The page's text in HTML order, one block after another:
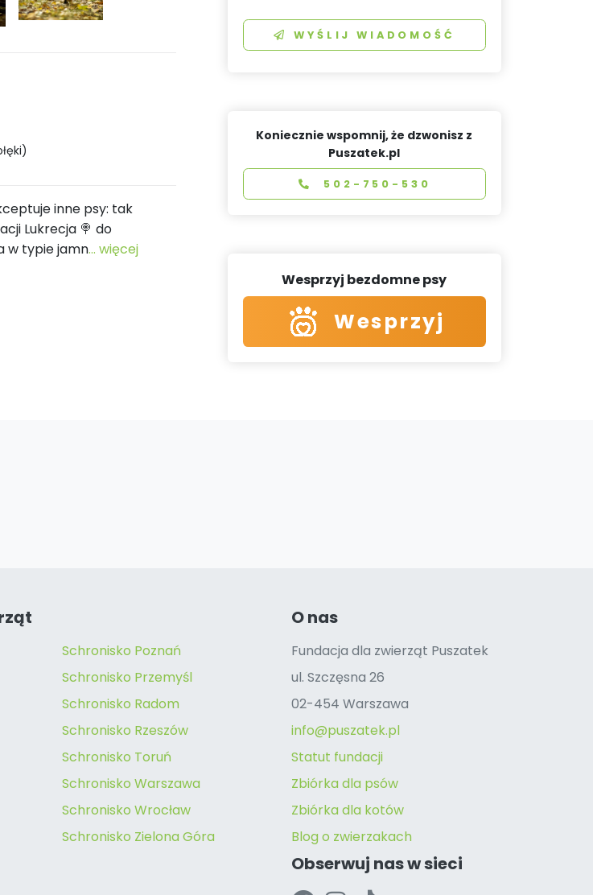
inne psy: tak
Lukrecja 🍭 do
w typie jamn... więcej
WYŚLIJ WIADOMOŚĆ
Koniecznie wspomnij, że dzwonisz z
Puszatek.pl
502-750-530
Wesprzyj bezdomne psy
Wesprzyj
Schronisko Poznań
Schronisko Przemyśl
Schronisko Radom
Schronisko Rzeszów
Schronisko Toruń
Schronisko Warszawa
Schronisko Wrocław
Schronisko Zielona Góra
O nas
Fundacja dla zwierząt Puszatek
ul. Szczęsna 26
02-454 Warszawa
info@puszatek.pl
Statut fundacji
Zbiórka dla psów
Zbiórka dla kotów
Blog o zwierzakach
Obserwuj nas w sieci